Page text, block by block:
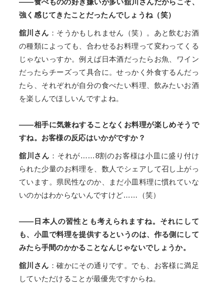
——食べものの好き嫌いが多い舘川さんだからこそ、
強く感じてきたことだったんでしょうね（笑）
舘川さん ：そうかもしれません（笑）。あと飲むお酒
の種類によっても、合わせるお料理って変わってくる
じゃないっすか。例えば日本酒だったらお魚、ワイン
だったらチーズって具合に。せっかく外食するんだっ
たら、それぞれが自分の食べたい料理、飲みたいお酒
を楽しんでほしいんですよね。
——相手に気兼ねすることなくお料理が楽しめそうで
すね。お客様の反応はいかがですか？
舘川さん ：それが……8割のお客様は小皿に盛り付け
られた少量のお料理を、数人でシェアして召し上がっ
ています。県民性なのか、まだ小皿料理に慣れていな
いのかはわからないんですけど……（笑）
——日本人の習性とも考えられますね。それにして
も、小皿で料理を提供するというのは、作る側にして
みたら手間のかかることなんじゃないでしょうか。
舘川さん ：確かにその通りです。でも、お客様に満足
していただけることが最優先ですからね。